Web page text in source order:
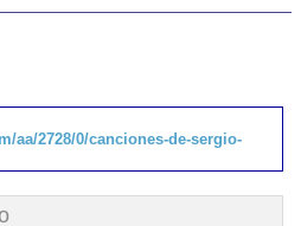
aa/2728/0/canciones-de-sergio-